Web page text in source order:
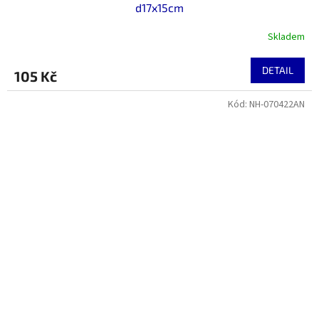
d17x15cm
Skladem
105 Kč DETAIL
Kód: NH-070422AN